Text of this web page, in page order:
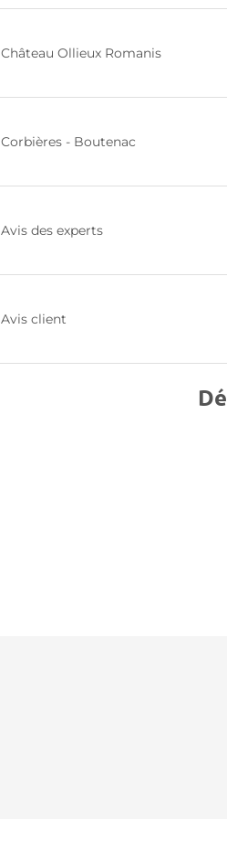
Château Ollieux Romanis
Corbières - Boutenac
Avis des experts
Avis client